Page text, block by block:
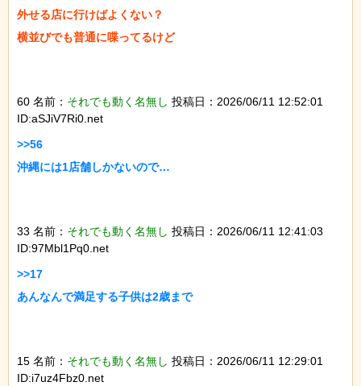
外せる店に行けばよくない？
横並びでも普通に喋ってるけど
60 名前： それでも動く名無し 投稿日：2026/06/11 12:52:01
ID:aSJiV7Ri0.net
>>56
沖縄には1店舗しかないので…
33 名前： それでも動く名無し 投稿日：2026/06/11 12:41:03
ID:97Mbl1Pq0.net
>>17
あんなんで満足する子供は2歳まで
15 名前： それでも動く名無し 投稿日：2026/06/11 12:29:01
ID:i7uz4Fbz0.net